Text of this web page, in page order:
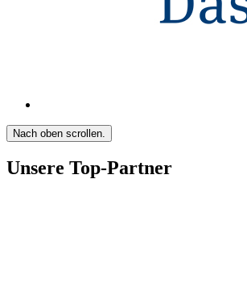
Nach oben scrollen.
Unsere Top-Partner